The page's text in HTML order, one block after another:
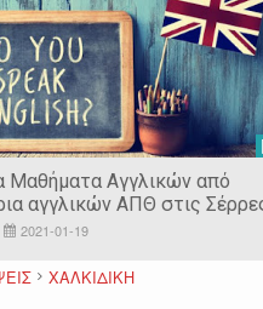
κατασκευές - Δάπεδα
"Νταλλακιάν"
2020-10-02
ΧΑΛΚΙΔΙΚΗ